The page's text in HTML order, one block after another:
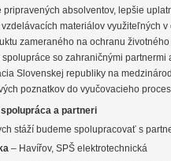
pripravených absolventov, lepšie
materiálov využiteľných
zameraného na ochranu
so zahraničnými partnermi
Slovenskej republiky na
poznatkov do vyučovacieho
a partneri
stáží budeme spolupracovať s
– Havířov, SPŠ elektrotechnická